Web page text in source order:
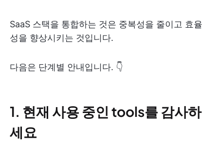
SaaS 스택을 통합하는 것은 중복성을 줄이고 효율
성을 향상시키는 것입니다.
다음은 단계별 안내입니다. 👇
1. 현재 사용 중인 tools를 감사하
세요